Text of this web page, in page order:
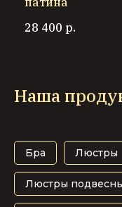
28 400 р.
Наша
Бра Люстры
Люстры